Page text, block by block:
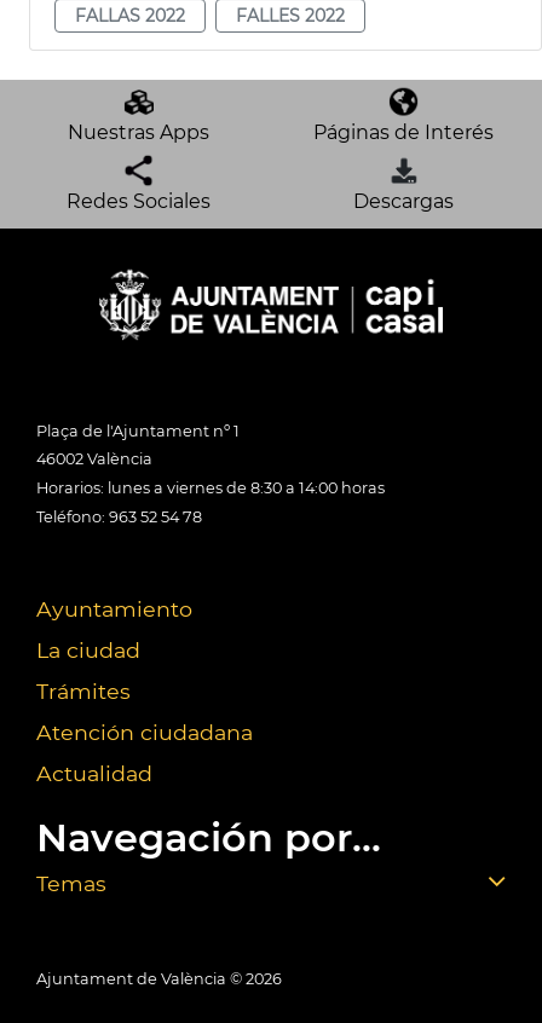
FALLAS 2022
FALLES 2022
Nuestras Apps Páginas de Interés
Redes Sociales Descargas
Plaça de l'Ajuntament nº 1
46002 València
Horarios: lunes a viernes de 8:30 a 14:00 horas
Teléfono: 963 52 54 78
Ayuntamiento
La ciudad
Trámites
Atención ciudadana
Actualidad
Navegación por...
Temas
Ajuntament de València © 2026